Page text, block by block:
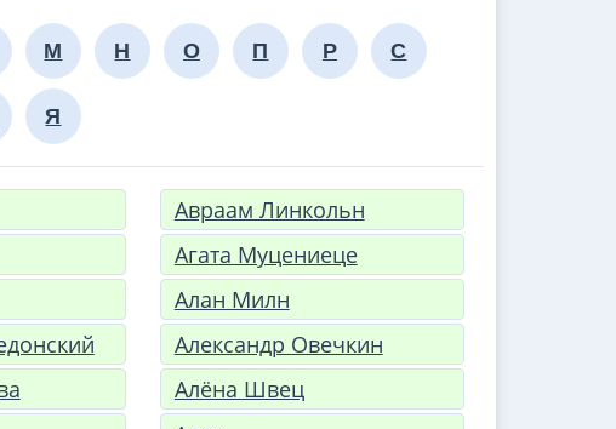
М Н О П Р С
Я
Авраам Линкольн
Агата Муцениеце
Алан Милн
Александр Овечкин
Алёна Швец